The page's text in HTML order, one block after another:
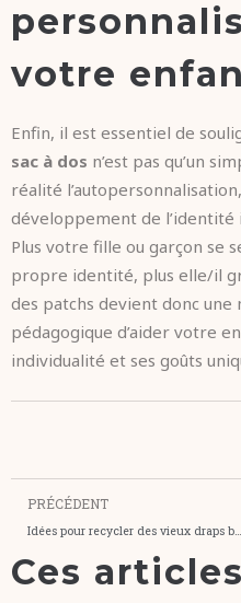
votre
Enfin, il est essentiel de
sac à dos n’est pas qu’un
réalité
développement de l’identité
Plus votre fille ou garçon se
propre identité, plus elle/il
des patchs devient donc
pédagogique d’aider votre
individualité et ses goûts
PRÉCÉDENT
Idées pour recycler des vieux draps brodés
Ces